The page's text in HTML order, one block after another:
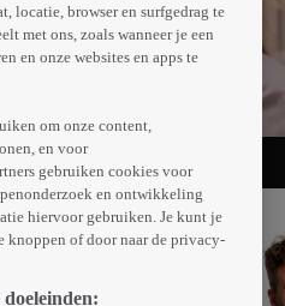
locatie, browser en surfgedrag te
met ons, zoals wanneer je een
en onze websites en apps te
om onze content,
en voor
gebruiken cookies voor
en ontwikkeling
hiervoor gebruiken. Je kunt je
of door naar de privacy-